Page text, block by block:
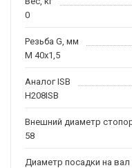
0
Резьба G, мм
M 40x1,5
Аналог ISB
H208ISB
Внешний диаметр
58
Диаметр посадки на